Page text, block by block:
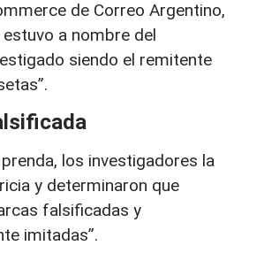
de Correo Argentino,
a nombre del
siendo el remitente
los investigadores la
y determinaron que
falsificadas y
imitadas”.